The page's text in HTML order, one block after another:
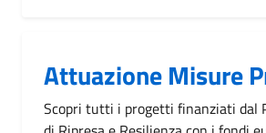
Attuazione Misure
Scopri tutti i progetti finanziati dal